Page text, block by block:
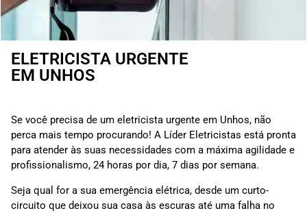
ELETRICISTA URGENTE
EM UNHOS
Se você precisa de um eletricista urgente em Unhos, não
perca mais tempo procurando! A Líder Eletricistas está pronta
para atender às suas necessidades com a máxima agilidade e
profissionalismo, 24 horas por dia, 7 dias por semana.
Seja qual for a sua emergência elétrica, desde um curto-
circuito que deixou sua casa às escuras até uma falha no